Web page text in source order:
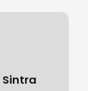
Sintra